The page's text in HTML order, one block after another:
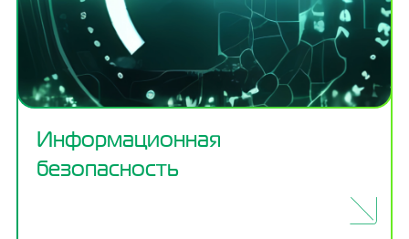
Информационная
безопасность